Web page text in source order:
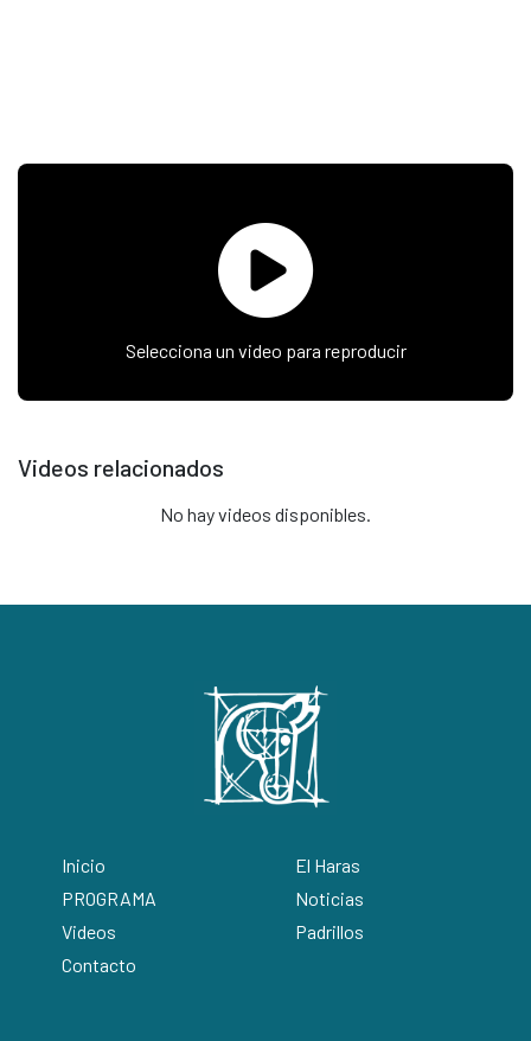
Selecciona un video para reproducir
Videos relacionados
No hay videos disponibles.
Inicio
El Haras
PROGRAMA
Noticias
Videos
Padrillos
Contacto